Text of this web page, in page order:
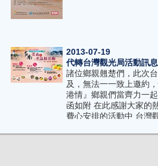
2013-07-19
代轉台灣觀光局活動訊息
諸位鄉親翹楚們，此次
及，無法一一致上邀約
港情』鄉親們當齊力一
函如附 在此感謝大家的
費心安排的活動中 台灣